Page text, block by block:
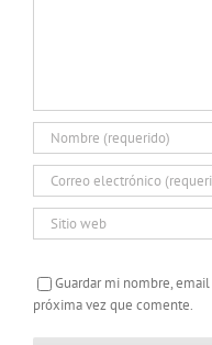
Guardar mi nombre,
próxima vez que comente.